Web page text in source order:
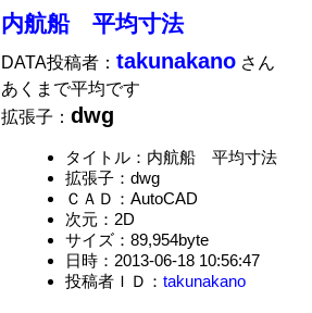
内航船 平均寸法
DATA投稿者：takunakano さん
あくまで平均です
拡張子：dwg
タイトル：内航船 平均寸法
拡張子：dwg
ＣＡＤ：AutoCAD
次元：2D
サイズ：89,954byte
日時：2013-06-18 10:56:47
投稿者ＩＤ： takunakano